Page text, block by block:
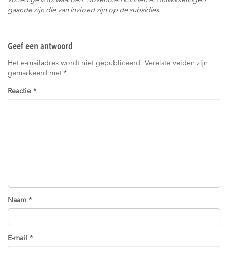
gaande zijn die van invloed zijn op de subsidies.
Geef een antwoord
Het e-mailadres wordt niet gepubliceerd. Vereiste velden zijn
gemarkeerd met *
Reactie *
Naam *
E-mail *